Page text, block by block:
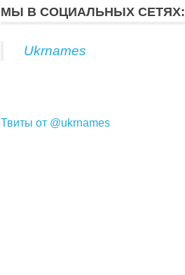
МЫ В СОЦИАЛЬНЫХ СЕТЯХ:
Ukrnames
Твиты от @ukrnames